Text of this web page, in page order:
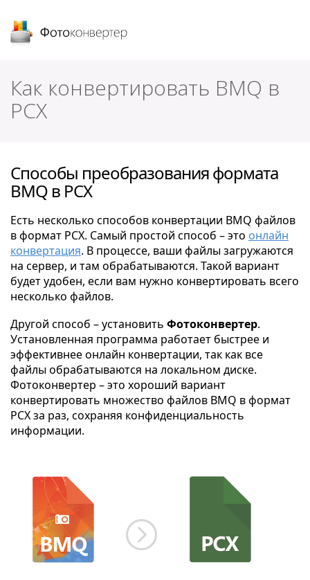
Как конвертировать BMQ в
PCX
Способы преобразования формата
BMQ в PCX
Есть несколько способов конвертации BMQ файлов
в формат PCX. Самый простой способ – это онлайн
конвертация. В процессе, ваши файлы загружаются
на сервер, и там обрабатываются. Такой вариант
будет удобен, если вам нужно конвертировать всего
несколько файлов.
Другой способ – установить Фотоконвертер.
Установленная программа работает быстрее и
эффективнее онлайн конвертации, так как все
файлы обрабатываются на локальном диске.
Фотоконвертер – это хороший вариант
конвертировать множество файлов BMQ в формат
PCX за раз, сохраняя конфиденциальность
информации.